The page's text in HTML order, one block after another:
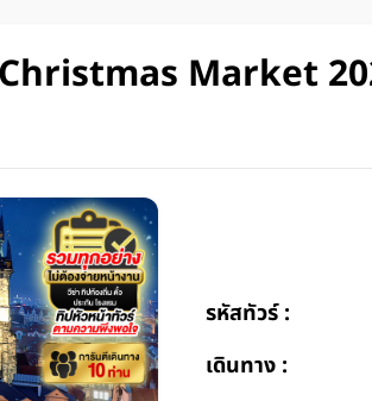
Market
รหัสทัวร์ :
เดินทาง :